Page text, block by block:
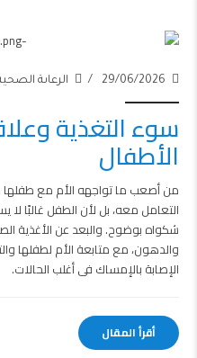
29/06/2026 الرعاىة
سوء التغذية
الأطفال
من أصعب ما تواجهه الأم مع
التعامل معه، بل لأن الطفل غالبًا
شكواه بوضوح. والبعد عن الأغذية
والدهون، مع متابعة الأم لطفلها
الإصابة بالإمساك فى أغلب الحالات.
أقرأ المقال